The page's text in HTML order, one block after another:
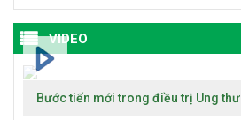
VIDEO
Bước tiến mới trong điều trị Ung